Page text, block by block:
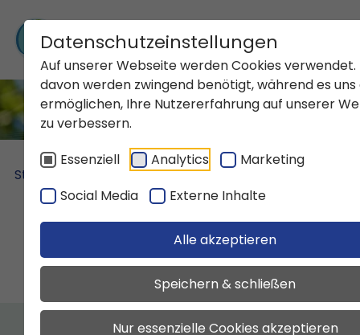
Datenschutzeinstellungen
Auf unserer Webseite werden Cookies verwendet.
davon werden zwingend benötigt, während es
ermöglichen, Ihre Nutzererfahrung auf unserer
zu verbessern.
Datenschutzeinstellungen
Essenziell Analytics
Marketing
Social Media
Externe Inhalte
Alle akzeptieren
Speichern & schließen
Nur essenzielle Cookies akzeptieren
Startseite Produkte Wasser & Abwasser
Wasser Abwasser